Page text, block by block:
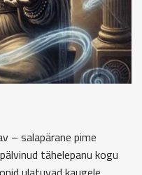
– salapärane pime
tähelepanu kogu